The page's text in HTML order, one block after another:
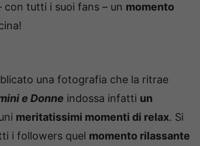
con tutti i suoi fans – un momento
una fotografia che la ritrae
e Donne indossa infatti un
meritatissimi momenti di relax. Si
i followers quel momento rilassante